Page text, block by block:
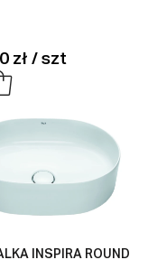
zł / szt
INSPIRA ROUND